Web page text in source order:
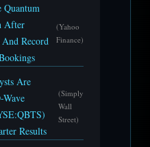
Quantum
After
Record
(Yahoo
Finance)
Are
Wave
Results
(Simply
Wall
Street)